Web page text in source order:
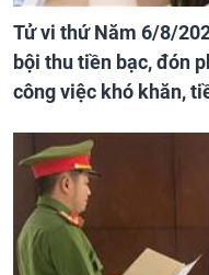
Tử vi thứ Năm 6/8/
bội thu tiền bạc, đón
công việc khó khăn,